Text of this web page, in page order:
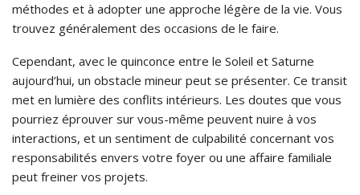
méthodes et à adopter une approche légère de la vie. Vous
trouvez généralement des occasions de le faire.
Cependant, avec le quinconce entre le Soleil et Saturne
aujourd’hui, un obstacle mineur peut se présenter. Ce transit
met en lumière des conflits intérieurs. Les doutes que vous
pourriez éprouver sur vous-même peuvent nuire à vos
interactions, et un sentiment de culpabilité concernant vos
responsabilités envers votre foyer ou une affaire familiale
peut freiner vos projets.